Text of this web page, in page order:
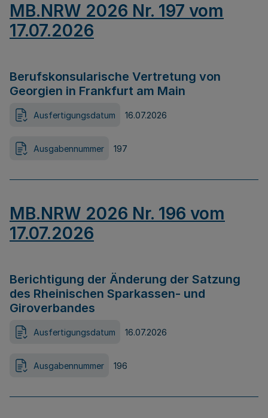
MB.NRW 2026 Nr. 197 vom
17.07.2026
Berufskonsularische Vertretung von
Georgien in Frankfurt am Main
Ausfertigungsdatum 16.07.2026
Ausgabennummer 197
MB.NRW 2026 Nr. 196 vom
17.07.2026
Berichtigung der Änderung der Satzung
des Rheinischen Sparkassen- und
Giroverbandes
Ausfertigungsdatum 16.07.2026
Ausgabennummer 196